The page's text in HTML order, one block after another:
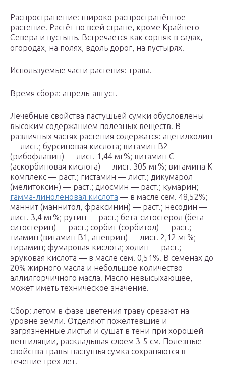
Распространение: широко распространённое
растение. Растёт по всей стране, кроме Крайнего
Севера и пустынь. Встречается как сорняк в садах,
огородах, на полях, вдоль дорог, на пустырях.
Используемые части растения: трава.
Время сбора: апрель-август.
Лечебные свойства пастушьей сумки обусловлены
высоким содержанием полезных веществ. В
различных частях растения содержатся: ацетилхолин
— лист.; бурсиновая кислота; витамин В2
(рибофлавин) — лист. 1,44 мг%; витамин С
(аскорбиновая кислота) — лист. 305 мг%; витамина К
комплекс — раст.; гистамин — лист.; дикумарол
(мелитоксин) — раст.; диосмин — раст.; кумарин;
гамма-линоленовая кислота — в масле сем. 48,52%;
маннит (маннитол, фраксинин) — раст.; несодин —
лист. 3,4 мг%; рутин — раст.; бета-ситостерол (бета-
ситостерин) — раст.; сорбит (сорбитол) — раст.;
тиамин (витамин В1, аневрин) — лист. 2,12 мг%;
тирамин; фумаровая кислота; холин — раст.;
эруковая кислота — в масле сем. 0,51%. В семенах до
20% жирного масла и небольшое количество
аллилгорчичного масла. Масло невысыхающее,
может иметь техническое значение.
Сбор: летом в фазе цветения траву срезают на
уровне земли. Отделяют пожелтевшие и
загрязненные листья и сушат в тени при хорошей
вентиляции, раскладывая слоем 3-5 см. Полезные
свойства травы пастушья сумка сохраняются в
течение трех лет.